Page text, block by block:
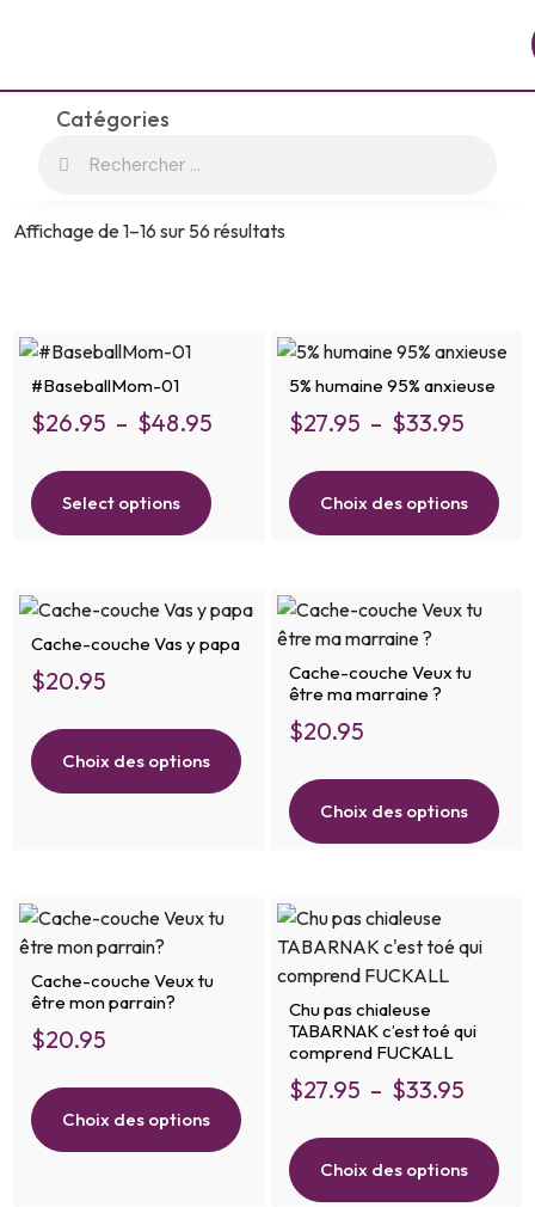
Catégories
Affichage de 1–16 sur 56 résultats
#BaseballMom-01
$26.95 – $48.95
Select options
5% humaine 95% anxieuse
$27.95 – $33.95
Choix des options
Cache-couche Vas y papa
$20.95
Choix des options
Cache-couche Veux tu
être ma marraine ?
$20.95
Choix des options
Cache-couche Veux tu
être mon parrain?
$20.95
Choix des options
Chu pas chialeuse
TABARNAK c’est toé qui
comprend FUCKALL
$27.95 – $33.95
Choix des options